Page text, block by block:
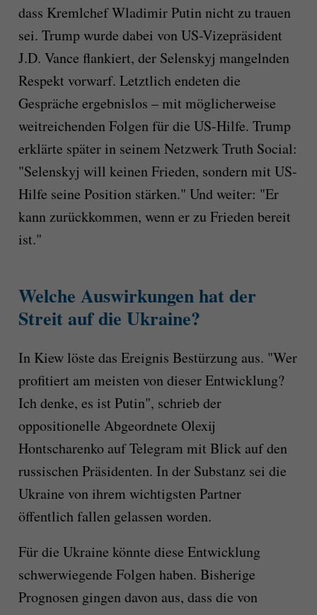
dass Kremlchef Wladimir Putin nicht zu trauen
sei. Trump wurde dabei von US-Vizepräsident
J.D. Vance flankiert, der Selenskyj mangelnden
Respekt vorwarf. Letztlich endeten die
Gespräche ergebnislos – mit möglicherweise
weitreichenden Folgen für die US-Hilfe. Trump
erklärte später in seinem Netzwerk Truth Social:
"Selenskyj will keinen Frieden, sondern mit US-
Hilfe seine Position stärken." Und weiter: "Er
kann zurückkommen, wenn er zu Frieden bereit
ist."
Welche Auswirkungen hat der
Streit auf die Ukraine?
In Kiew löste das Ereignis Bestürzung aus. "Wer
profitiert am meisten von dieser Entwicklung?
Ich denke, es ist Putin", schrieb der
oppositionelle Abgeordnete Olexij
Hontscharenko auf Telegram mit Blick auf den
russischen Präsidenten. In der Substanz sei die
Ukraine von ihrem wichtigsten Partner
öffentlich fallen gelassen worden.
Für die Ukraine könnte diese Entwicklung
schwerwiegende Folgen haben. Bisherige
Prognosen gingen davon aus, dass die von